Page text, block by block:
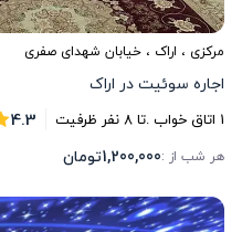
مرکزی ، اراک ، خیابان شهدای صفری
اجاره سوئیت در اراک
1 اتاق خواب .تا8نفر ظرفیت 4.3
هر شب از :1,200,000تومان